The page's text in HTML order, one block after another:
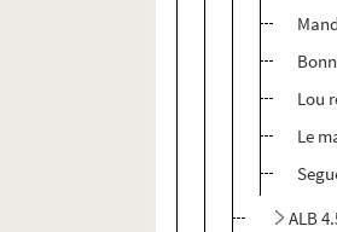
Lou
Le
ALB